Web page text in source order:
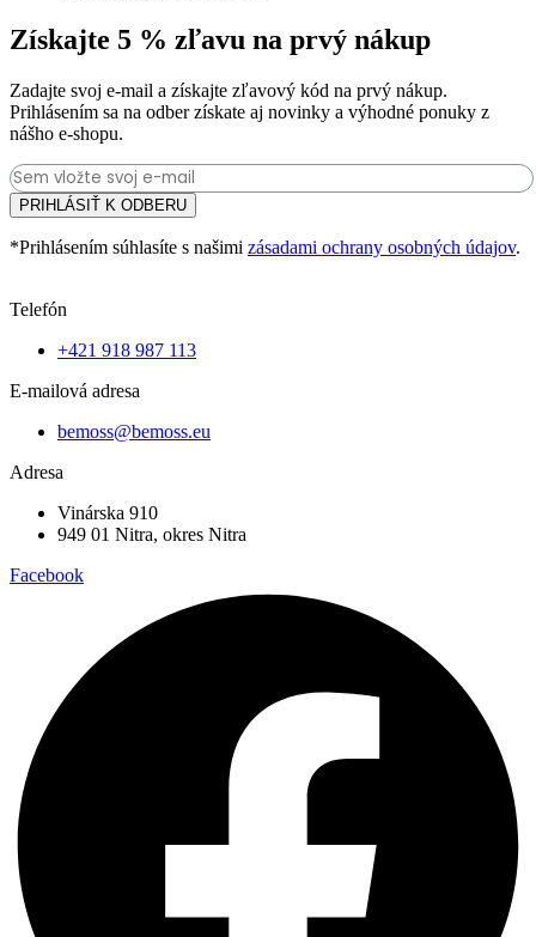
Získajte 5 % zľavu na prvý nákup
Zadajte svoj e-mail a získajte zľavový kód na prvý nákup.
Prihlásením sa na odber získate aj novinky a výhodné ponuky z
nášho e-shopu.
PRIHLÁSIŤ K ODBERU
*Prihlásením súhlasíte s našimi zásadami ochrany osobných údajov.
Telefón
+421 918 987 113
E-mailová adresa
bemoss@bemoss.eu
Adresa
Vinárska 910
949 01 Nitra, okres Nitra
Facebook